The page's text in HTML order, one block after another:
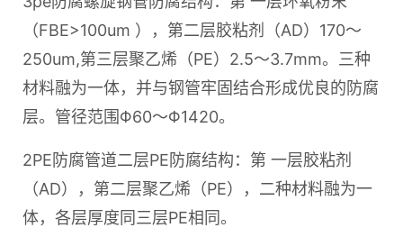
（FBE>100um ），第二层胶粘剂（AD）170～
250um,第三层聚乙烯（PE）2.5～3.7mm。三种
材料融为一体，并与钢管牢固结合形成优良的防腐
层。管径范围Φ60～Φ1420。
2PE防腐管道二层PE防腐结构：第 一层胶粘剂
（AD），第二层聚乙烯（PE），二种材料融为一
体，各层厚度同三层PE相同。